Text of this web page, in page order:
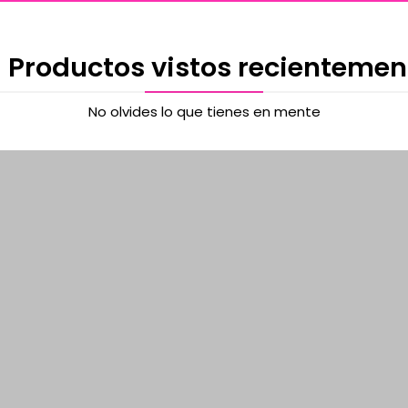
Productos vistos
No olvides lo que tienes en mente